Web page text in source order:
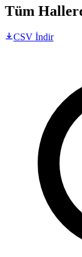
Tüm
CSV İndir